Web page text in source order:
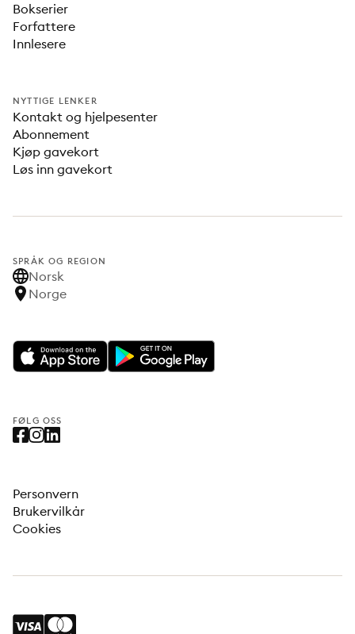
Bokserier
Forfattere
Innlesere
NYTTIGE LENKER
Kontakt og hjelpesenter
Abonnement
Kjøp gavekort
Løs inn gavekort
SPRÅK OG REGION
Norsk
Norge
FØLG OSS
Personvern
Brukervilkår
Cookies